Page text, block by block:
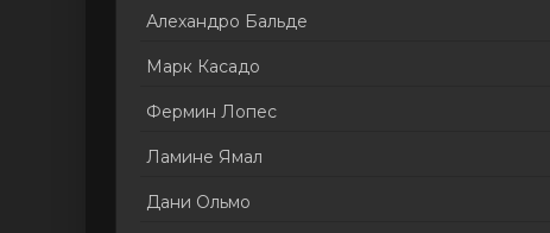
Алехандро Бальде
Марк Касадо
Фермин Лопес
Ламине Ямал
Дани Ольмо